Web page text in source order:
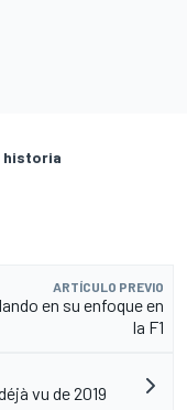
historia
ARTÍCULO PREVIO
en su enfoque en
la F1
vu de 2019